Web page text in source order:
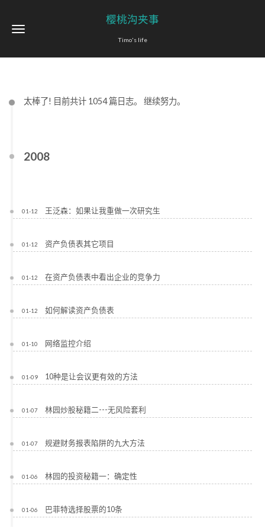
樱桃沟夹事
Timo's life
太棒了! 目前共计 1054 篇日志。 继续努力。
2008
01-12 王泛森：如果让我重做一次研究生
01-12 资产负债表其它项目
01-12 在资产负债表中看出企业的竞争力
01-12 如何解读资产负债表
01-10 网络监控介绍
01-09 10种是让会议更有效的方法
01-07 林园炒股秘籍二---无风险套利
01-07 规避财务报表陷阱的九大方法
01-06 林园的投资秘籍一：确定性
01-06 巴菲特选择股票的10条